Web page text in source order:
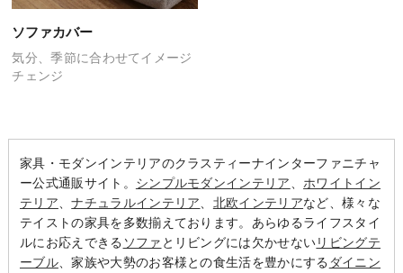
ソファカバー
気分、季節に合わせてイメージ
チェンジ
家具・モダンインテリアのクラスティーナインターファニチャ
ー公式通販サイト。 シンプルモダンインテリア
ホワイトイン
テリア 、ナチュラルインテリア 北欧インテリアなど、様々な
テイストの家具を多数揃えております。あらゆるライフスタイ
ルにお応えできる ソファ とリビングには欠かせないリビングテ
ーブル、家族や大勢のお客様との食生活を豊かにする ダイニン